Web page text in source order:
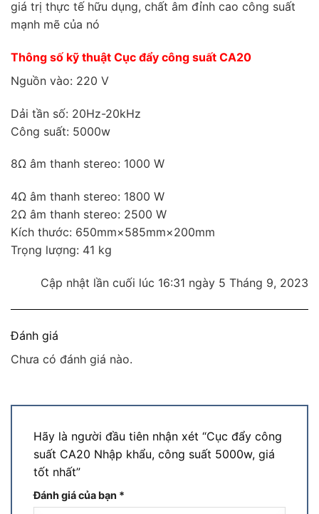
giá trị thực tế hữu dụng, chất âm đỉnh cao công suất
mạnh mẽ của nó
Thông số kỹ thuật Cục đẩy công suất CA20
Nguồn vào: 220 V
Dải tần số: 20Hz-20kHz
Công suất: 5000w
8Ω âm thanh stereo: 1000 W
4Ω âm thanh stereo: 1800 W
2Ω âm thanh stereo: 2500 W
Kích thước: 650mm×585mm×200mm
Trọng lượng: 41 kg
Cập nhật lần cuối lúc 16:31 ngày 5 Tháng 9, 2023
Đánh giá
Chưa có đánh giá nào.
Hãy là người đầu tiên nhận xét “Cục đẩy công
suất CA20 Nhập khẩu, công suất 5000w, giá
tốt nhất”
Đánh giá của bạn *